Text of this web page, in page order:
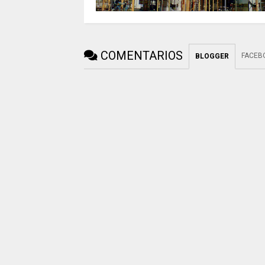
COMENTARIOS BLOGGER